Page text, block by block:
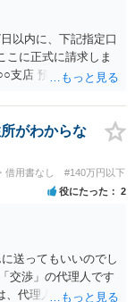
以内に、下記指定口
こに正式に請求しま
店 預金種別 普通
がないものと判断
遅延損害金の支払い
を直ちに講じま
申し添えます。 本件
返還義務の履行を
係や返金時期など
期には何ら影響を
決を不必要に遅延さ
履行されるよう、強
がわからな
借用書なし #140万円以下
役にたった 2
送ってもいいのでし
交渉」の代理人です
、代理人宛ての訴状